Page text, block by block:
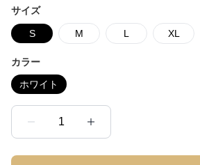
サイズ
S M L XL
カラー
ホワイト
1